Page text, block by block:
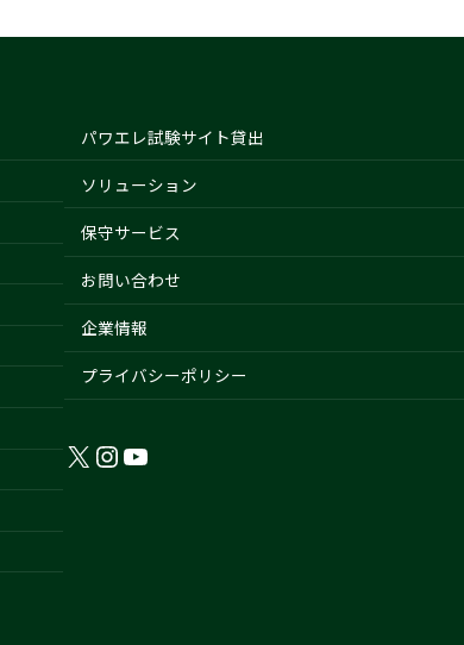
パワエレ試験サイト貸出
ソリューション
保守サービス
お問い合わせ
企業情報
プライバシーポリシー
X Instagram
YouTube